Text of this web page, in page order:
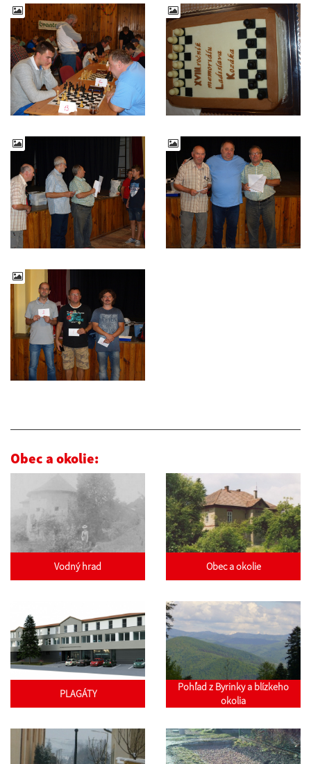
Obec a okolie:
Vodný hrad Obec a okolie
PLAGÁTY
Pohľad z Byrinky a blízkeho
okolia